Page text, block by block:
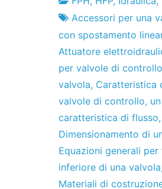
Fabbrica
di
progetti
22
del
giugno
del
2010
Accessori per una
con spostamento
Attuatore
per valvole di controllo
valvola, Caratteristica
valvole di controllo,
caratteristica di flusso,
Dimensionamento di
Equazioni generali
inferiore di una valvola,
Materiali di